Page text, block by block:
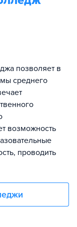
позволяет в
среднего
возможность
проводить